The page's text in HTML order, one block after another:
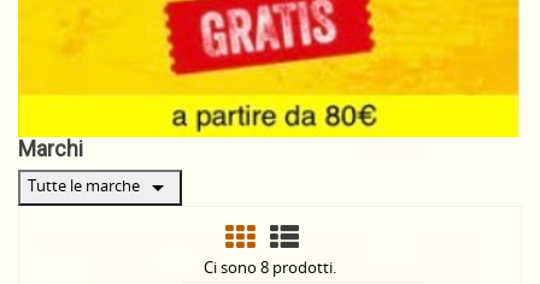
Marchi
Tutte le marche arrow_drop_down
Ci sono 8 prodotti.